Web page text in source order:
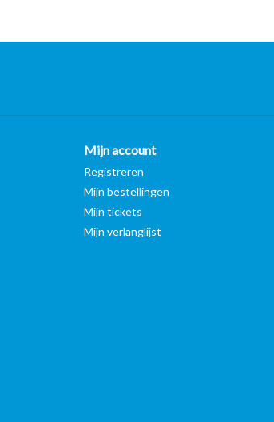
Mijn account
Registreren
Mijn bestellingen
Mijn tickets
Mijn verlanglijst